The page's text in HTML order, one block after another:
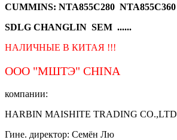
CUMMINS: NTA855C280 NTA855C360
SDLG CHANGLIN SEM ......
НАЛИЧНЫЕ В КИТАЯ !!!
ООО "МШТЭ" CHINA
компании:
HARBIN MAISHITE TRADING CO.,LTD
Гине. директор: Семён Лю